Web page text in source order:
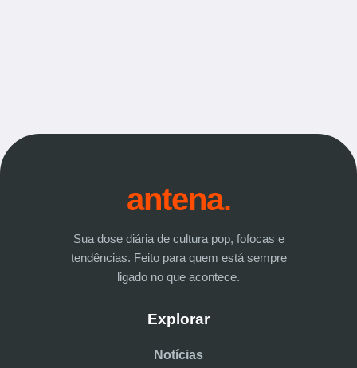
antena.
Sua dose diária de cultura pop, fofocas e
tendências. Feito para quem está sempre
ligado no que acontece.
Explorar
Notícias